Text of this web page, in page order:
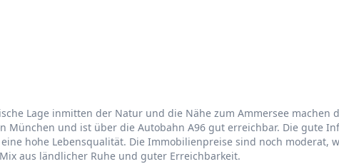
Lage inmitten der Natur und die Nähe zum Ammersee machen
und ist über die Autobahn A96 gut erreichbar. Die gute
hohe Lebensqualität. Die Immobilienpreise sind noch moderat,
aus ländlicher Ruhe und guter Erreichbarkeit.